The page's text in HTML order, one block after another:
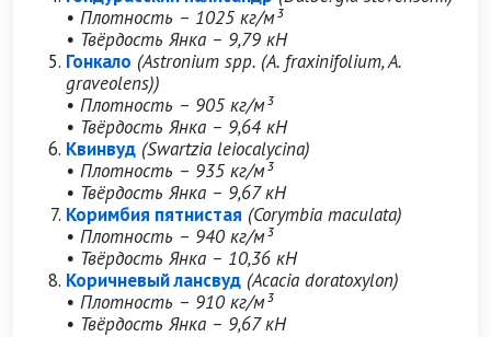
• Плотность – 1025 кг/м³
• Твёрдость Янка – 9,79 кН
Гонкало (Astronium spp. (A. fraxinifolium, A.
graveolens))
• Плотность – 905 кг/м³
• Твёрдость Янка – 9,64 кН
Квинвуд (Swartzia leiocalycina)
• Плотность – 935 кг/м³
• Твёрдость Янка – 9,67 кН
Коримбия пятнистая (Corymbia maculata)
• Плотность – 940 кг/м³
• Твёрдость Янка – 10,36 кН
Коричневый лансвуд (Acacia doratoxylon)
• Плотность – 910 кг/м³
• Твёрдость Янка – 9,67 кН